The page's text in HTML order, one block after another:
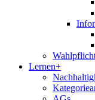
Lernen+